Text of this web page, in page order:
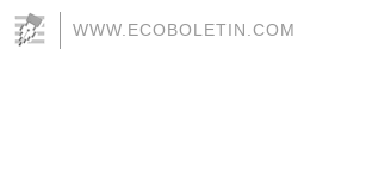
WWW.ECOBOLETIN.COM